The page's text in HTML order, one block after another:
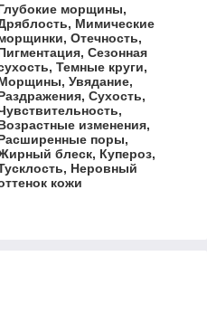
морщины,
Мимические
Отечность,
Сезонная
Темные круги,
Увядание,
Сухость,
изменения,
поры,
блеск, Купероз,
Неровный
кожи